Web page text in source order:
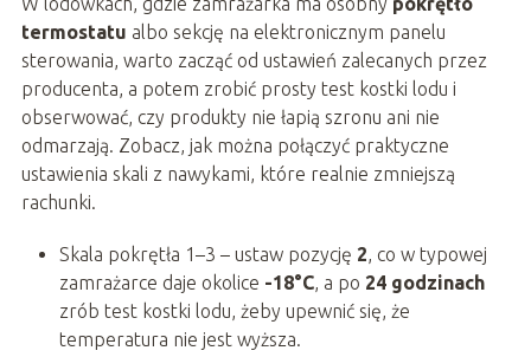
termostatu albo sekcję na elektronicznym panelu
sterowania, warto zacząć od ustawień zalecanych przez
producenta, a potem zrobić prosty test kostki lodu i
obserwować, czy produkty nie łapią szronu ani nie
odmarzają. Zobacz, jak można połączyć praktyczne
ustawienia skali z nawykami, które realnie zmniejszą
rachunki.
Skala pokrętła 1–3 – ustaw pozycję 2 , co w typowej
zamrażarce daje okolice -18°C, a po 24 godzinach
zrób test kostki lodu, żeby upewnić się, że
temperatura nie jest wyższa.